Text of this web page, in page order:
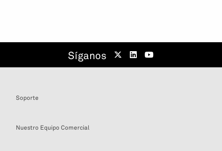
Síganos
Soporte
Nuestro Equipo Comercial